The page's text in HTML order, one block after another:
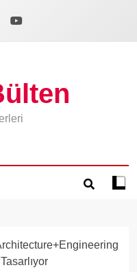
YouTube
Koyu